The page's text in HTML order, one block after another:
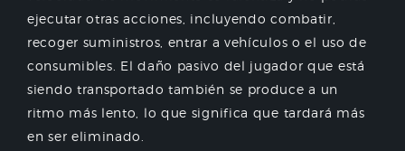
ejecutar otras acciones, incluyendo combatir,
recoger suministros, entrar a vehículos o el uso de
consumibles. El daño pasivo del jugador que está
siendo transportado también se produce a un
ritmo más lento, lo que significa que tardará más
en ser eliminado.